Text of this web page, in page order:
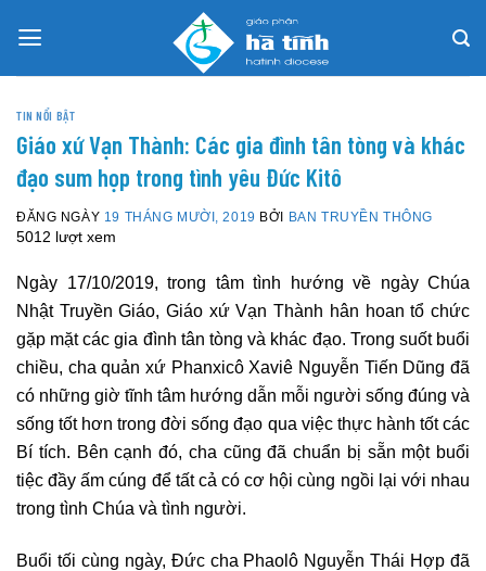
TIN NỔI BẬT
Giáo xứ Vạn Thành: Các gia đình tân tòng và khác
đạo sum họp trong tình yêu Đức Kitô
ĐĂNG NGÀY 19 THÁNG MƯỜI, 2019 BỞI BAN TRUYỀN THÔNG
5012 lượt xem
Ngày 17/10/2019, trong tâm tình hướng về ngày Chúa
Nhật Truyền Giáo, Giáo xứ Vạn Thành hân hoan tổ chức
gặp mặt các gia đình tân tòng và khác đạo. Trong suốt buổi
chiều, cha quản xứ Phanxicô Xaviê Nguyễn Tiến Dũng đã
có những giờ tĩnh tâm hướng dẫn mỗi người sống đúng và
sống tốt hơn trong đời sống đạo qua việc thực hành tốt các
Bí tích. Bên cạnh đó, cha cũng đã chuẩn bị sẵn một buổi
tiệc đầy ấm cúng để tất cả có cơ hội cùng ngồi lại với nhau
trong tình Chúa và tình người.
Buổi tối cùng ngày, Đức cha Phaolô Nguyễn Thái Hợp đã